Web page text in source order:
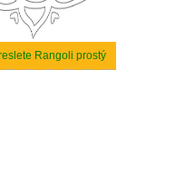
Rangoli prostý